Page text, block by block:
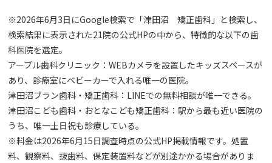
※2026年6月3日にGoogle検索で「津田沼 矯正歯科」と検索し、
検索結果に表示された21院の公式HPの中から、特徴的な以下の歯
科医院を選定。
アーブル歯科クリニック：WEBカメラを設置したキッズスペースが
あり、診療室にベビーカーで入れる唯一の医院。
津田沼ブラン歯科・矯正歯科：LINEでの無料相談が唯一できる。
津田沼こども歯科・おとなこども矯正歯科：駅から最も近い医院の
うち、唯一土日祝も診療している。
※料金は2026年6月15日調査時点の公式HP掲載情報です。処置
料、観察料、抜歯料、保定装置料などが別途かかる場合がありま